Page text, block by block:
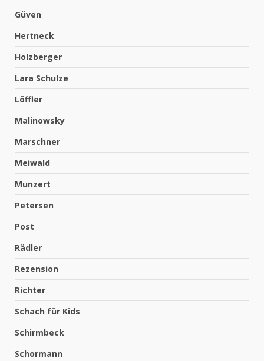
Güven
Hertneck
Holzberger
Lara Schulze
Löffler
Malinowsky
Marschner
Meiwald
Munzert
Petersen
Post
Rädler
Rezension
Richter
Schach für Kids
Schirmbeck
Schormann